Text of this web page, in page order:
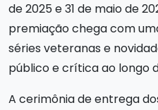
de 2025 e 31 de maio de
premiação chega com
séries veteranas e
público e crítica ao longo
A cerimônia de entrega